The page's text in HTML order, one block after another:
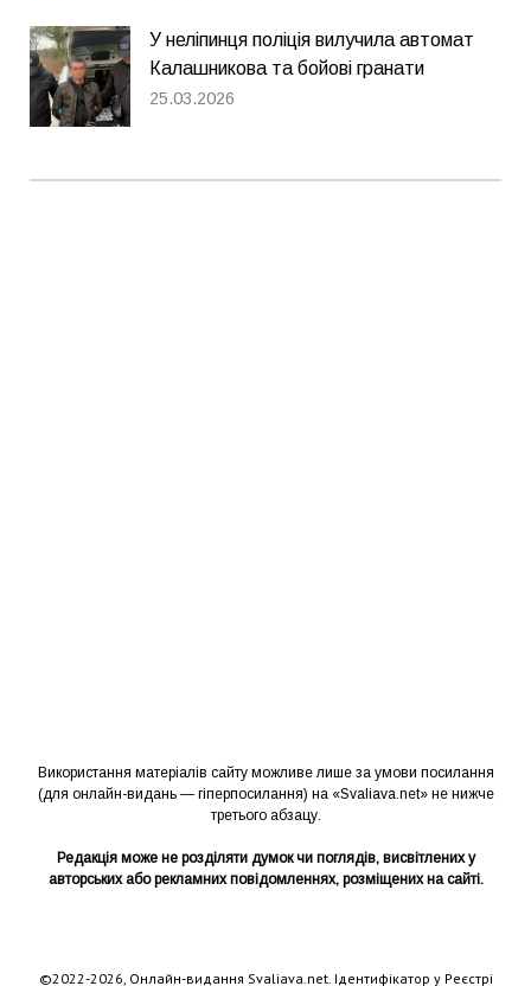
У неліпинця поліція вилучила автомат
Калашникова та бойові гранати
25.03.2026
Використання матеріалів сайту можливе лише за умови посилання
(для онлайн-видань — гіперпосилання) на «Svaliava.net» не нижче
третього абзацу.
Редакція може не розділяти думок чи поглядів, висвітлених у
авторських або рекламних повідомленнях, розміщених на сайті.
©2022-2026, Онлайн-видання Svaliava.net. Ідентифікатор у Реєстрі